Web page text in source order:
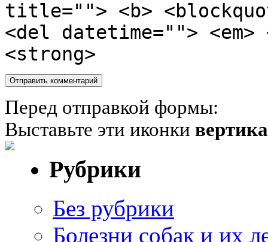
title=""> <b>
<del datetime="">
<strong>
Перед отправкой формы:
Выставьте эти иконки
Рубрики
Без рубрики
Болезни собак и их